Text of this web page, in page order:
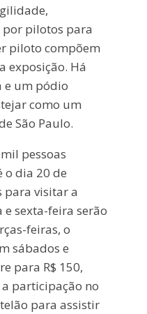
por pilotos para
piloto compõem
exposição. Há
um pódio
como um
São Paulo.
pessoas
o dia 20 de
para visitar a
sexta-feira serão
feiras, o
sábados e
para R$ 150,
participação no
telão para assistir